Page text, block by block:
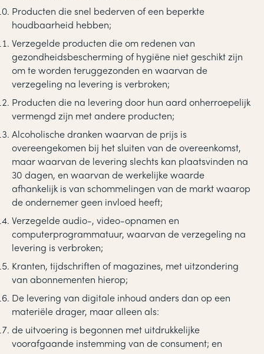
Producten die snel bederven of een beperkte
houdbaarheid hebben;
Verzegelde producten die om redenen van
gezondheidsbescherming of hygiëne niet geschikt zijn
om te worden teruggezonden en waarvan de
verzegeling na levering is verbroken;
Producten die na levering door hun aard onherroepelijk
vermengd zijn met andere producten;
Alcoholische dranken waarvan de prijs is
overeengekomen bij het sluiten van de overeenkomst,
maar waarvan de levering slechts kan plaatsvinden na
30 dagen, en waarvan de werkelijke waarde
afhankelijk is van schommelingen van de markt waarop
de ondernemer geen invloed heeft;
Verzegelde audio-, video-opnamen en
computerprogrammatuur, waarvan de verzegeling na
levering is verbroken;
Kranten, tijdschriften of magazines, met uitzondering
van abonnementen hierop;
De levering van digitale inhoud anders dan op een
materiële drager, maar alleen als:
de uitvoering is begonnen met uitdrukkelijke
voorafgaande instemming van de consument; en